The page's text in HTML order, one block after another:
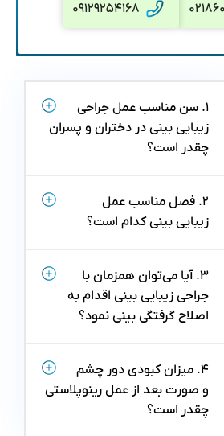
۰۹۱۲۹۲۵۴۱۶۸
۱. سن مناسب عمل جراحی
زیبایی بینی در دختران و پسران
چقدر است؟
۲. فصل مناسب عمل
زیبایی بینی کدام است؟
۳. آیا می‌توان همزمان با
جراحی زیبایی بینی اقدام به
اصلاح گرفتگی بینی نمود؟
۴. میزان کبودی دور چشم
و صورت بعد از عمل رینوپلاستی
چقدر است؟